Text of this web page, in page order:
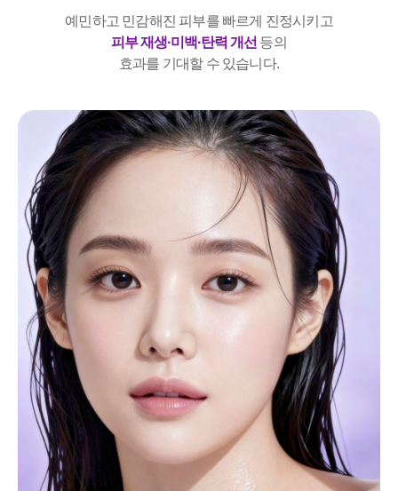
예민하고 민감해진 피부를 빠르게 진정시키고
피부 재생·미백·탄력 개선 등의
효과를 기대할 수 있습니다.